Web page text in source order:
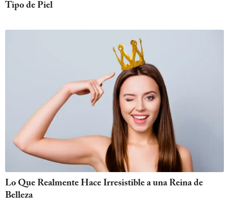
Tipo de Piel
Lo Que Realmente Hace Irresistible a una Reina de
Belleza